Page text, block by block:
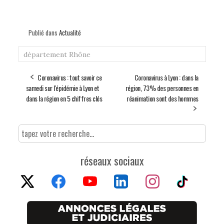
Publié dans Actualité
département Rhône
Coronavirus : tout savoir ce
samedi sur l'épidémie à Lyon et
dans la région en 5 chiffres clés
Coronavirus à Lyon : dans la
région, 73% des personnes en
réanimation sont des hommes
réseaux sociaux